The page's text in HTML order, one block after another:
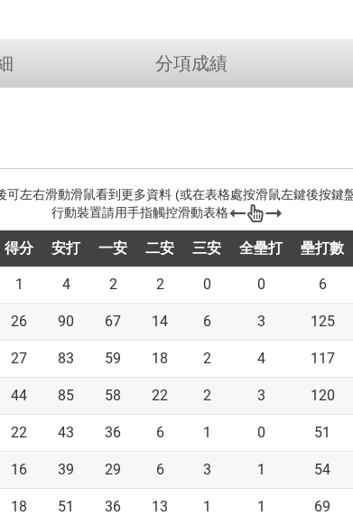
分項成績
得分 安打 一安 二安 三安 全壘打 壘打數
1 4 2 2 0 0 6
26 90 67 14 6 3 125
27 83 59 18 2 4 117
44 85 58 22 2 3 120
22 43 36 6 1 0 51
16 39 29 6 3 1 54
18 51 36 13 1 1 69